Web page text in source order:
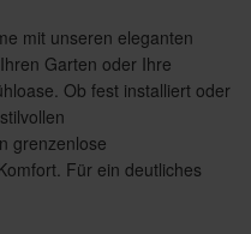
mit unseren eleganten
Garten oder Ihre
Ob fest installiert oder
grenzenlose
Für ein deutliches